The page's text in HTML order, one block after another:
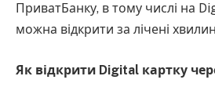
ПриватБанку, в тому числі на
можна відкрити за лічені
Як відкрити Digital картку